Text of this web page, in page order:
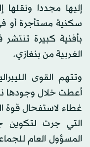
إليها مجددا
سكنية مستأجرة أو
بأفنية كبيرة تنتشر
الغربية من بنغازي.
وتتهم القوى
أعطت خلال وجودها
غطاء لاستفحال قوة
التي جرت
المسؤول العام